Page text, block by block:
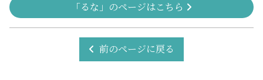
「るな」のページはこちら
前のページに戻る